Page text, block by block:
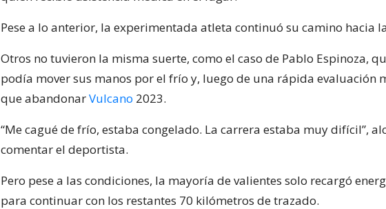
Pese a lo anterior, la experimentada atleta continuó su camino hacia
Otros no tuvieron la misma suerte, como el caso de Pablo Espinoza,
podía mover sus manos por el frío y, luego de una rápida evaluación
que abandonarVulcano 2023.
“Me cagué de frío, estaba congelado. La carrera estaba muy difícil”,
comentar el deportista.
Pero pese a las condiciones, la mayoría de valientes solo recargó
para continuar con los restantes 70 kilómetros de trazado.